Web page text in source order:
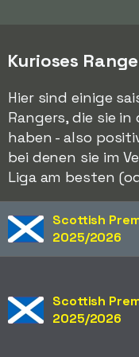
Kurioses
Hier sind einige
Rangers, die sie
haben - also
bei denen sie im
Liga am besten
Scottish
2025/2026
Scottish
2025/2026